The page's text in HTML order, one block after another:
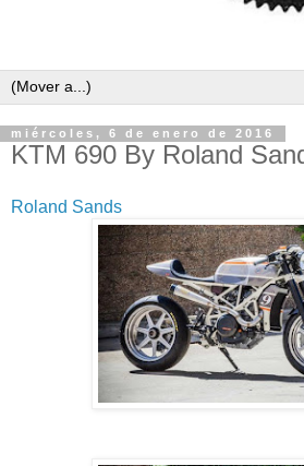
miércoles, 6 de enero de 2016
KTM 690 By Roland
Roland Sands